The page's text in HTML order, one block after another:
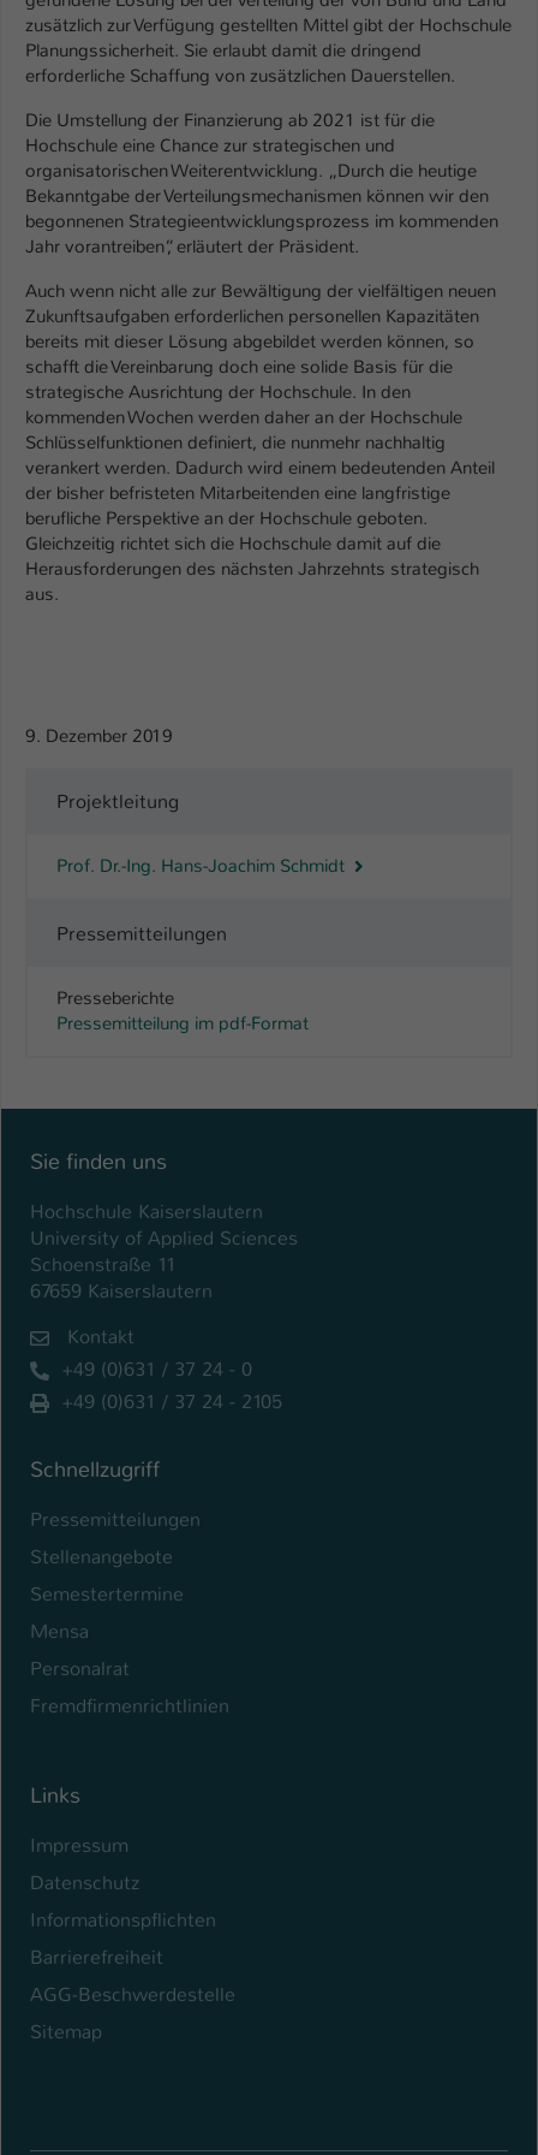
zusätzlich zur Verfügung gestellten Mittel gibt der Hochschule
Planungssicherheit. Sie erlaubt damit die dringend
erforderliche Schaffung von zusätzlichen Dauerstellen.
Die Umstellung der Finanzierung ab 2021 ist für die
Hochschule eine Chance zur strategischen und
organisatorischen Weiterentwicklung. „Durch die heutige
Bekanntgabe der Verteilungsmechanismen können wir den
begonnenen Strategieentwicklungsprozess im kommenden
Jahr vorantreiben“, erläutert der Präsident.
Auch wenn nicht alle zur Bewältigung der vielfältigen neuen
Zukunftsaufgaben erforderlichen personellen Kapazitäten
bereits mit dieser Lösung abgebildet werden können, so
schafft die Vereinbarung doch eine solide Basis für die
strategische Ausrichtung der Hochschule. In den
kommenden Wochen werden daher an der Hochschule
Schlüsselfunktionen definiert, die nunmehr nachhaltig
verankert werden. Dadurch wird einem bedeutenden Anteil
der bisher befristeten Mitarbeitenden eine langfristige
berufliche Perspektive an der Hochschule geboten.
Gleichzeitig richtet sich die Hochschule damit auf die
Herausforderungen des nächsten Jahrzehnts strategisch
aus.
9. Dezember 2019
Projektleitung
Prof. Dr.-Ing. Hans-Joachim Schmidt
Pressemitteilungen
Presseberichte
Pressemitteilung im pdf-Format
Sie finden uns
Hochschule Kaiserslautern
University of Applied Sciences
Schoenstraße 11
67659 Kaiserslautern
Kontakt
+49 (0)631 / 37 24 - 0
+49 (0)631 / 37 24 - 2105
Schnellzugriff
Pressemitteilungen
Stellenangebote
Semestertermine
Mensa
Personalrat
Fremdfirmenrichtlinien
Links
Impressum
Datenschutz
Informationspflichten
Barrierefreiheit
AGG-Beschwerdestelle
Sitemap
Zweck
Einstellungen. Unter anderem eine zufällig
generierte ID, für die historische
Speicherung Ihrer vorgenommen
Einstellungen, falls der Webseiten-
Betreiber dies eingestellt hat.
Name fe_typo_user / PHPSESSID
Anbieter TYPO3
Laufzeit 1 Woche
Zweck
Dieses Cookie ist ein Standard-Session-
Cookie von TYPO3. Es speichert im Fall
eines Intranet-Logins die Session-ID. So
kann der eingeloggte Benutzer
wiedererkannt werden und es wird ihm
Zugang zu geschützten Bereichen
gewährt.
Name be_typo_user
Dieser Cookie teilt der Webseite mit, ob
zu verwalten.